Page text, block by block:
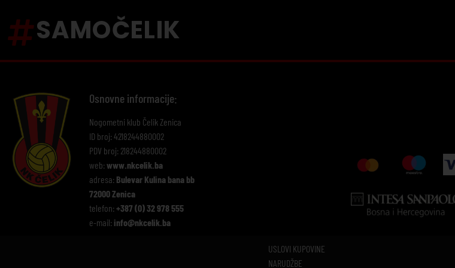
SAMOČELIK
Osnovne informacije:
Nogometni klub Čelik Zenica
ID broj: 4218244880002
PDV broj: 218244880002
web: www.nkcelik.ba
adresa: Bulevar Kulina bana bb
72000 Zenica
telefon: +387 (0) 32 978 555
e-mail: info@nkcelik.ba
USLOVI KUPOVINE
NARUDŽBE